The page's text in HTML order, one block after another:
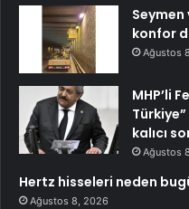
konfor
Ağustos
MHP’li
kalıcı
Ağustos
Hertz hisseleri neden
Ağustos 8, 2026